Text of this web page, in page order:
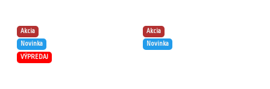
Akcia
Novinka
VÝPREDAJ
Akcia
Novinka